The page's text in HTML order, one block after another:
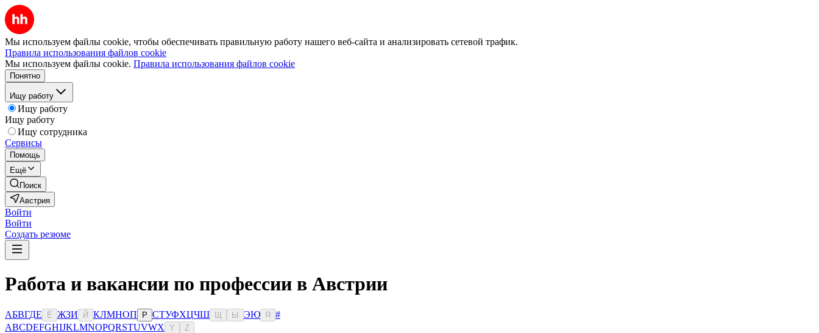
Мы используем файлы cookie, чтобы обеспечивать правильную работу нашего веб-сайта и анализировать сетевой трафик.
Правила использования файлов cookie
Мы используем файлы cookie. Правила использования файлов cookie
Понятно
Ищу работу
Ищу работу
Ищу работу
Ищу сотрудника
Сервисы
Помощь
Ещё
Поиск
Австрия
Войти
Войти
Создать резюме
Работа и вакансии по профессии в Австрии
АБВГДЕ Ё ЖЗИ Й КЛМНОП Р СТУФХЦЧШ Ы ЭЮ Я
#
ABCDEFGHIJKLMNOPQRSTUVWX Y Z